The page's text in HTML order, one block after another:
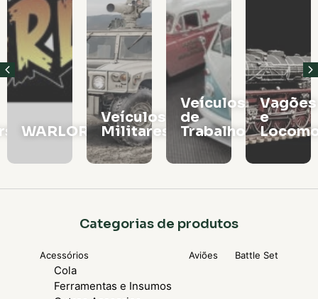
WARLORD
Veículos
Militares
Veículos
de
Trabalho
Vagões
e
Categorias de produtos
Acessórios
Cola
Ferramentas e Insumos
Aviões Battle Set